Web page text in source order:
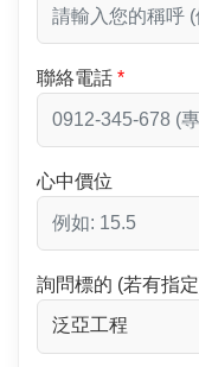
聯絡電話
心中價位
詢問標的 (若有指